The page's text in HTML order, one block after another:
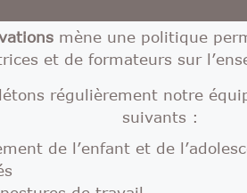
mène une politique
et de formateurs sur
régulièrement notre
suivants :
de l’enfant et de